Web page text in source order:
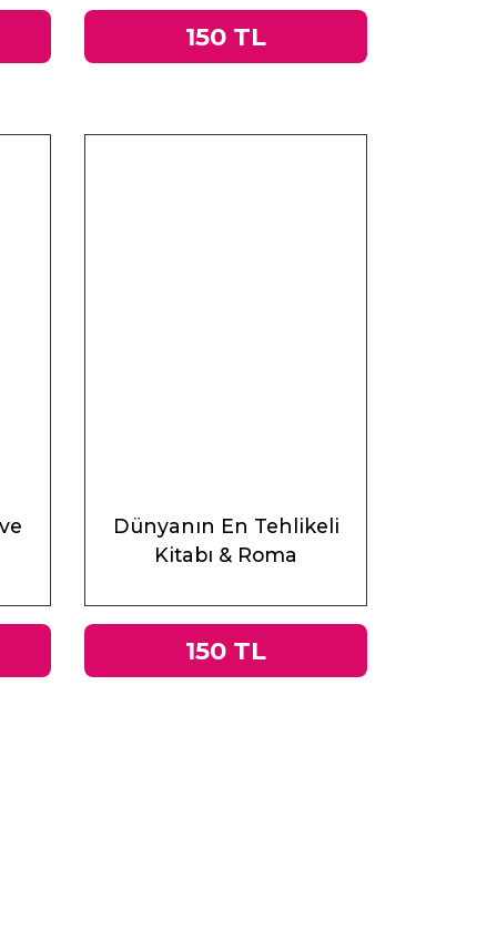
150 TL
Dünyanın En Tehlikeli
Kitabı & Roma
Almanyası’na Tacitus’un
Germania’sı
150 TL